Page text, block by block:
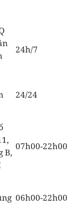
24h/7
24/24
B,
07h00-22h00
06h00-22h00